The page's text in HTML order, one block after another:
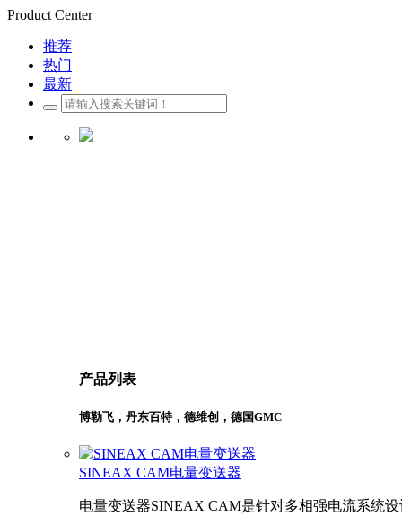
Product Center
推荐
热门
最新
产品列表
博勒飞，丹东百特，德维创，德国GMC
SINEAX CAM电量变送器
电量变送器SINEAX CAM是针对多相强电流系统